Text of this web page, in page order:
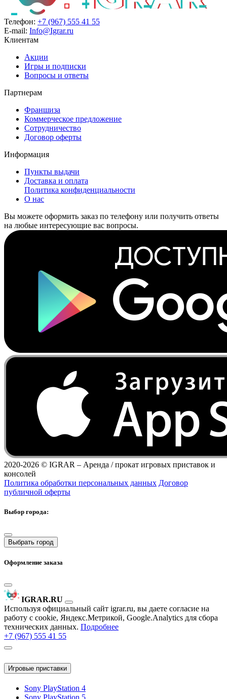
Телефон: +7 (967) 555 41 55
E-mail: Info@Igrar.ru
Клиентам
Акции
Игры и подписки
Вопросы и ответы
Партнерам
Франшиза
Коммерческое предложение
Сотрудничество
Договор оферты
Информация
Пункты выдачи
Доставка и оплата
Политика конфиденциальности
О нас
Вы можете оформить заказ по телефону или получить ответы
на любые интересующие вас вопросы.
2020-2026 © IGRAR – Аренда / прокат игровых приставок и
консолей
Политика обработки персональных данных Договор
публичной оферты
Выбор города:
Выбрать город
Оформление заказа
IGRAR.RU
Используя официальный сайт igrar.ru, вы даете согласие на
работу с cookie, Яндекс.Метрикой, Google.Analytics для сбора
технических данных. Подробнее
+7 (967) 555 41 55
Игровые приставки
Sony PlayStation 4
Sony PlayStation 5